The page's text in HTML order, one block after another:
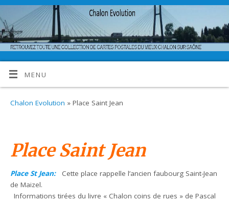
MENU
Chalon Evolution » Place Saint Jean
Place Saint Jean
Place St Jean:
Cette place rappelle l’ancien faubourg Saint-Jean
de Maizel.
Informations tirées du livre « Chalon coins de rues » de Pascal